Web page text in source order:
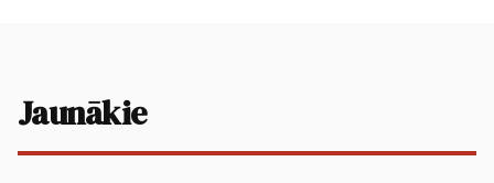
Jaunākie